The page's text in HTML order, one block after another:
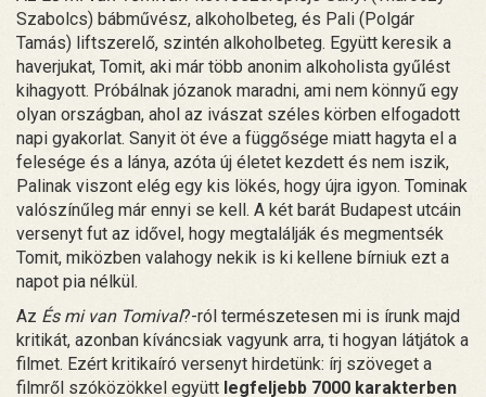
Szabolcs) bábművész, alkoholbeteg, és Pali (Polgár
Tamás) liftszerelő, szintén alkoholbeteg. Együtt keresik a
haverjukat, Tomit, aki már több anonim alkoholista gyűlést
kihagyott. Próbálnak józanok maradni, ami nem könnyű egy
olyan országban, ahol az ivászat széles körben elfogadott
napi gyakorlat. Sanyit öt éve a függősége miatt hagyta el a
felesége és a lánya, azóta új életet kezdett és nem iszik,
Palinak viszont elég egy kis lökés, hogy újra igyon. Tominak
valószínűleg már ennyi se kell. A két barát Budapest utcáin
versenyt fut az idővel, hogy megtalálják és megmentsék
Tomit, miközben valahogy nekik is ki kellene bírniuk ezt a
napot pia nélkül.
Az És mi van Tomival?-ról természetesen mi is írunk majd
kritikát, azonban kíváncsiak vagyunk arra, ti hogyan látjátok a
filmet. Ezért kritikaíró versenyt hirdetünk: írj szöveget a
filmről szóközökkel együtt legfeljebb 7000 karakterben